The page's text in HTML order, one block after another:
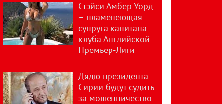
Стэйси Амбер Уорд
– пламенеющая
супруга капитана
клуба Английской
Премьер-Лиги
Дядю президента
Сирии будут судить
за мошенничество